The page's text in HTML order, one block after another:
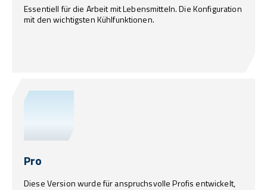
Essentiell für die Arbeit mit Lebensmitteln. Die Konfiguration
mit den wichtigsten Kühlfunktionen.
Pro
Diese Version wurde für anspruchsvolle Profis entwickelt,